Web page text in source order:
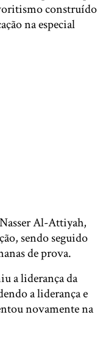
construído
na especial
Al-Attiyah,
sendo seguido
de prova.
a liderança da
a liderança e
novamente na